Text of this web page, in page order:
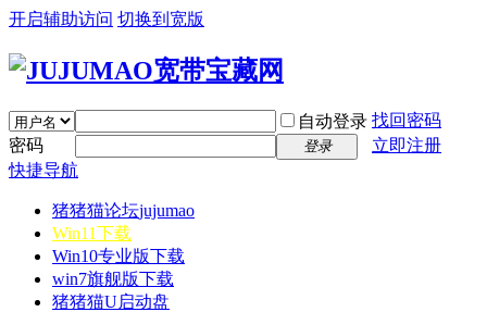
开启辅助访问 切换到宽版
自动登录 找回密码
密码
登录
立即注册
快捷导航
猪猪猫论坛jujumao
Win11下载
Win10专业版下载
win7旗舰版下载
猪猪猫U启动盘